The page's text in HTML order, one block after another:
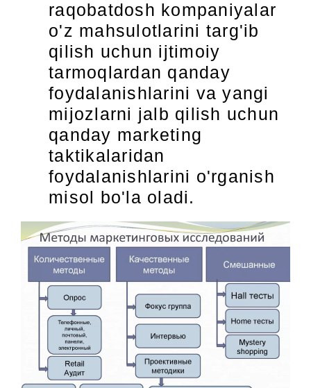
raqobatdosh kompaniyalar
o'z mahsulotlarini targ'ib
qilish uchun ijtimoiy
tarmoqlardan qanday
foydalanishlarini va yangi
mijozlarni jalb qilish uchun
qanday marketing
taktikalaridan
foydalanishlarini o'rganish
misol bo'la oladi.